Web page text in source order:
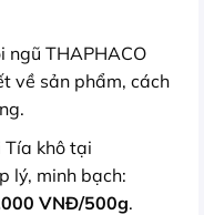
THAPHACO
về sản phẩm, cách
khô tại
lý, minh bạch:
VNĐ/500g.